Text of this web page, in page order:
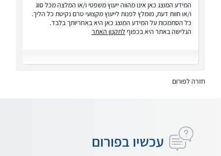
המידע המוצג כאן אינו מהווה ייעוץ משפטי ו/או המלצה מכל סוג
ו/או חוות דעת, מומלץ לפנות לייעוץ מקצועי טרם נקיטת כל הליך.
כל הסתמכות על המידע המוצג כאן היא באחריותך בלבד.
הגלישה באתר היא בכפוף לתקנון האתר
חזרה לפורום
עכשיו בפורום